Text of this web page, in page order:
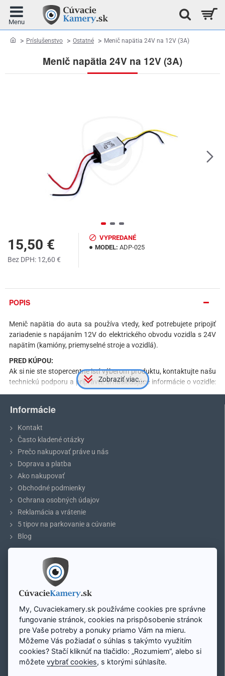
Menič napätia 24V na 12V (3A)
homePríslušenstvo Ostatné Menič napätia 24V na 12V (3A)
15,50 €
Bez DPH: 12,60 €
VYPREDANÉ
MODEL: ADP-025
POPIS
Menič napätia do auta sa používa vtedy, keď potrebujete pripojiť
zariadenie s napájaním 12V do elektrického obvodu vozidla s 24V
napätím (kamióny, priemyselné stroje a vozidlá).
PRED KÚPOU:
Ak si nie ste stopercentne istí výberom produktu, kontaktujte našu
technickú podporu a pripravte si nasledujúce informácie o vozidle:
značka, model, rok výroby.
Technické špecifikácie pre menič napätia z
24V na 12V:
Vstupné napätie
Výstupné napätie
Maximálny výstupný prúd
BEZPEČNOSTNÉ UPOZORNENIE:
Aj napriek jednoduchej inštalácii odporúčame, aby bol tento druh
zariadenia inštalovaný kvalifikovaným technikom. Predídete tým
možným škodám alebo ujme na zdraví. Pred kúpou sa poraďte s
Informácie
Kontakt
Často kladené otázky
Prečo nakupovať práve u nás
Doprava a platba
Ako nakupovať
Obchodné podmienky
Ochrana osobných údajov
Reklamácia a vrátenie
5 tipov na parkovanie a cúvanie
Blog
Môj účet
Registrácia účtu
Mapa stránky
Zavolajte nám:
Pon - Pi: 8:00 - 16:00
+421 948 298 228
My, Cuvaciekamery.sk používáme cookies pre správne
fungovanie stránok, cookies na prispôsobenie stránok
pre Vaše potreby a ponuky priamo Vám na mieru.
Môžeme Vás požiadať o súhlas s takýmto využitím
cookies? Stačí kliknúť na tlačidlo: „Rozumiem“, alebo si
môžetevybrať cookies, s ktorými súhlasíte.